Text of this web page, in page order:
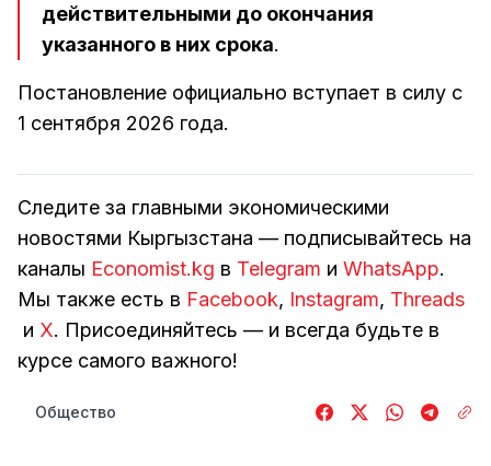
действительными до окончания
указанного в них срока.
Постановление официально вступает в силу с
1 сентября 2026 года.
Следите за главными экономическими
новостями Кыргызстана — подписывайтесь на
каналы Economist.kg в Telegram и WhatsApp.
Мы также есть в Facebook, Instagram, Threads
и Х. Присоединяйтесь — и всегда будьте в
курсе самого важного!
Общество